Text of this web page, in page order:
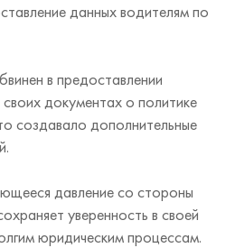
данных водителям по
в предоставлении
документах о политике
создавало дополнительные
давление со стороны
уверенность в своей
юридическим процессам.